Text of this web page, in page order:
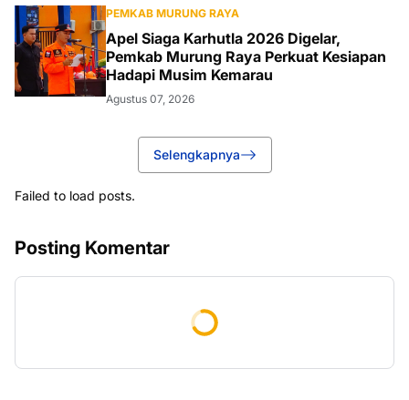
PEMKAB MURUNG RAYA
Apel Siaga Karhutla 2026 Digelar,
Pemkab Murung Raya Perkuat Kesiapan
Hadapi Musim Kemarau
Agustus 07, 2026
Selengkapnya
Failed to load posts.
Posting Komentar